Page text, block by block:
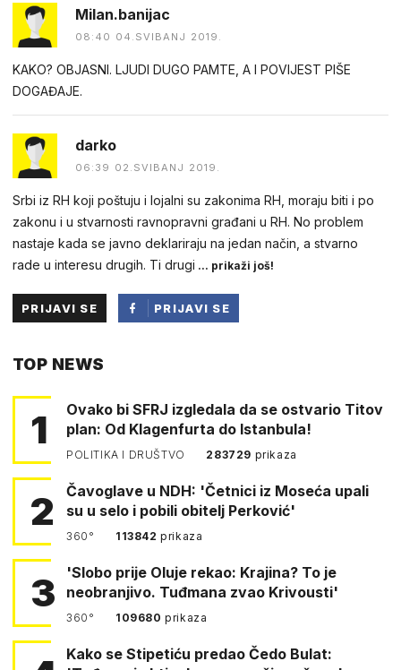
Milan.banijac
08:40 04.SVIBANJ 2019.
KAKO? OBJASNI. LJUDI DUGO PAMTE, A I POVIJEST PIŠE
DOGAĐAJE.
darko
06:39 02.SVIBANJ 2019.
Srbi iz RH koji poštuju i lojalni su zakonima RH, moraju biti i po
zakonu i u stvarnosti ravnopravni građani u RH. No problem
nastaje kada se javno deklariraju na jedan način, a stvarno
rade u interesu drugih. Ti drugi ... prikaži još!
PRIJAVI SE
PRIJAVI SE
TOP NEWS
1
Ovako bi SFRJ izgledala da se ostvario Titov
plan: Od Klagenfurta do Istanbula!
POLITIKA I DRUŠTVO 283729 prikaza
2
Čavoglave u NDH: 'Četnici iz Moseća upali
su u selo i pobili obitelj Perković'
360° 113842prikaza
3
'Slobo prije Oluje rekao: Krajina? To je
neobranjivo. Tuđmana zvao Krivousti'
360° 109680prikaza
Kako se Stipetiću predao Čedo Bulat: